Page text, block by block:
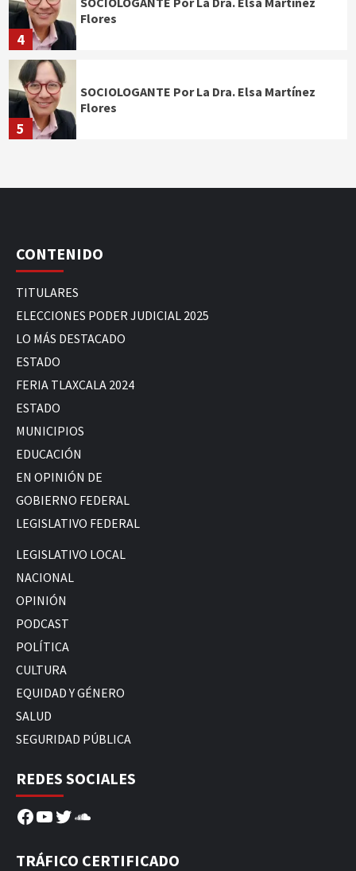
4
Flores
5
SOCIOLOGANTE Por La Dra. Elsa Martínez
Flores
CONTENIDO
TITULARES
ELECCIONES PODER JUDICIAL 2025
LO MÁS DESTACADO
ESTADO
FERIA TLAXCALA 2024
ESTADO
MUNICIPIOS
EDUCACIÓN
EN OPINIÓN DE
GOBIERNO FEDERAL
LEGISLATIVO FEDERAL
LEGISLATIVO LOCAL
NACIONAL
OPINIÓN
PODCAST
POLÍTICA
CULTURA
EQUIDAD Y GÉNERO
SALUD
SEGURIDAD PÚBLICA
REDES SOCIALES
Facebook
YouTube
Twitter
SoundCloud
TRÁFICO CERTIFICADO